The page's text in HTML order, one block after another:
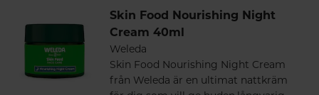
Skin Food Nourishing Night
Cream 40ml
Weleda
Skin Food Nourishing Night Cream
från Weleda är en ultimat nattkräm